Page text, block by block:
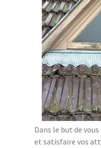
Dans le but de
et satisfaire vos